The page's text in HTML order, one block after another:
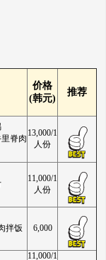
价格
(韩元)
推荐
脊肉
13,000/1
人份
11,000/1
人份
拌饭 6,000
11,000/1